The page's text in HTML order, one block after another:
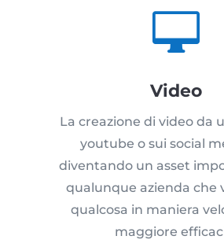

Video
La creazione di video da
youtube o sui social
diventando un asset
qualunque azienda che
qualcosa in maniera
maggiore